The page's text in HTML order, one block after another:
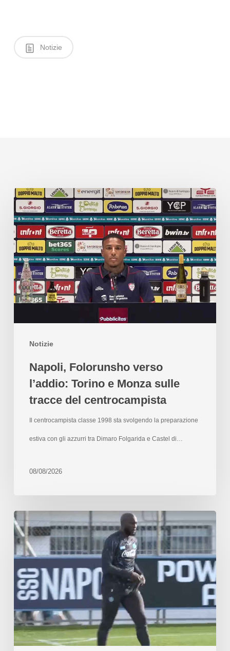
Notizie
Notizie
Napoli, Folorunsho verso
l’addio: Torino e Monza sulle
tracce del centrocampista
Il centrocampista classe 1998 sta svolgendo la preparazione
estiva con gli azzurri tra Dimaro Folgarida e Castel di…
08/08/2026